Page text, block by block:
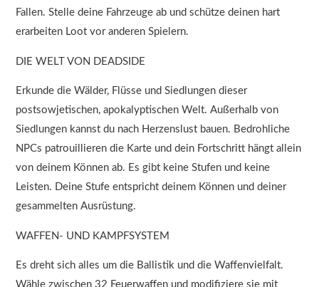
Fallen. Stelle deine Fahrzeuge ab und schütze deinen hart
erarbeiten Loot vor anderen Spielern.
DIE WELT VON DEADSIDE
Erkunde die Wälder, Flüsse und Siedlungen dieser
postsowjetischen, apokalyptischen Welt. Außerhalb von
Siedlungen kannst du nach Herzenslust bauen. Bedrohliche
NPCs patrouillieren die Karte und dein Fortschritt hängt allein
von deinem Können ab. Es gibt keine Stufen und keine
Leisten. Deine Stufe entspricht deinem Können und deiner
gesammelten Ausrüstung.
WAFFEN- UND KAMPFSYSTEM
Es dreht sich alles um die Ballistik und die Waffenvielfalt.
Wähle zwischen 32 Feuerwaffen und modifiziere sie mit